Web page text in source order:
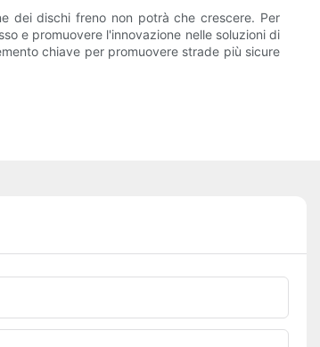
dei dischi freno non potrà che crescere. Per
e promuovere l'innovazione nelle soluzioni di
chiave per promuovere strade più sicure